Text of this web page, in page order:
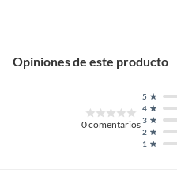
Opiniones de este producto
0comentarios
1
2
3
4
5